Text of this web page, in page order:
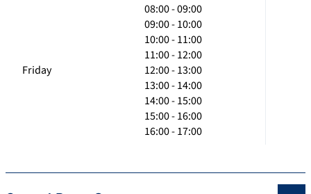
Friday
08:00 - 09:00
09:00 - 10:00
10:00 - 11:00
11:00 - 12:00
12:00 - 13:00
13:00 - 14:00
14:00 - 15:00
15:00 - 16:00
16:00 - 17:00